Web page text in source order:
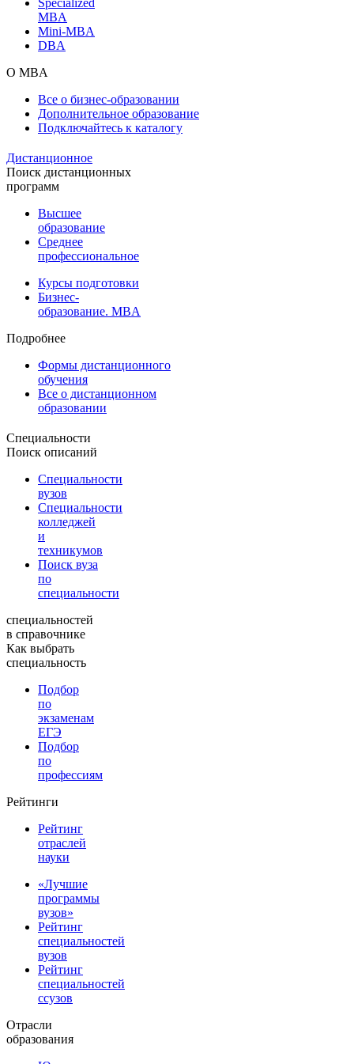
MBA
Mini-MBA
DBA
О MBA
Все о бизнес-образовании
Дополнительное образование
Подключайтесь к каталогу
Дистанционное
Поиск дистанционных
программ
Высшее
образование
Среднее
профессиональное
Курсы подготовки
Бизнес-
образование. MBA
Подробнее
Формы дистанционного
обучения
Все о дистанционном
образовании
Специальности
Поиск описаний
Специальности
вузов
Специальности
колледжей
и
техникумов
Поиск вуза
по
специальности
специальностей
в справочнике
Как выбрать
специальность
Подбор
по
экзаменам
ЕГЭ
Подбор
по
профессиям
Рейтинги
Рейтинг
отраслей
науки
«Лучшие
программы
вузов»
Рейтинг
специальностей
вузов
Рейтинг
специальностей
ссузов
Отрасли
образования